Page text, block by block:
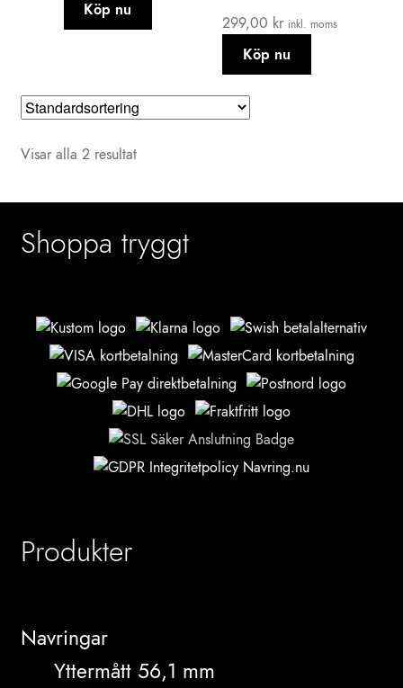
Köp nu
299,00 kr inkl. moms
Köp nu
Visar alla 2 resultat
Shoppa tryggt
Produkter
Navringar
Yttermått 56,1 mm